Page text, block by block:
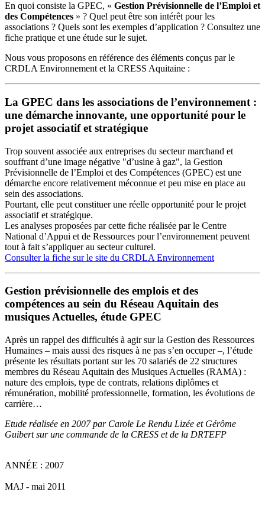
En quoi consiste la GPEC, « Gestion Prévisionnelle de l’Emploi et
des Compétences » ? Quel peut être son intérêt pour les
associations ? Quels sont les exemples d’application ? Consultez une
fiche pratique et une étude sur le sujet.
Nous vous proposons en référence des éléments conçus par le
CRDLA Environnement et la CRESS Aquitaine :
La GPEC dans les associations de l’environnement :
une démarche innovante, une opportunité pour le
projet associatif et stratégique
Trop souvent associée aux entreprises du secteur marchand et
souffrant d’une image négative "d’usine à gaz", la Gestion
Prévisionnelle de l’Emploi et des Compétences (GPEC) est une
démarche encore relativement méconnue et peu mise en place au
sein des associations.
Pourtant, elle peut constituer une réelle opportunité pour le projet
associatif et stratégique.
Les analyses proposées par cette fiche réalisée par le Centre
National d’Appui et de Ressources pour l’environnement peuvent
tout à fait s’appliquer au secteur culturel.
Consulter la fiche sur le site du CRDLA Environnement
Gestion prévisionnelle des emplois et des
compétences au sein du Réseau Aquitain des
musiques Actuelles, étude GPEC
Après un rappel des difficultés à agir sur la Gestion des Ressources
Humaines – mais aussi des risques à ne pas s’en occuper –, l’étude
présente les résultats portant sur les 70 salariés de 22 structures
membres du Réseau Aquitain des Musiques Actuelles (RAMA) :
nature des emplois, type de contrats, relations diplômes et
rémunération, mobilité professionnelle, formation, les évolutions de
carrière…
Etude réalisée en 2007 par Carole Le Rendu Lizée et Gérôme
Guibert sur une commande de la CRESS et de la DRTEFP
ANNÉE : 2007
MAJ - mai 2011